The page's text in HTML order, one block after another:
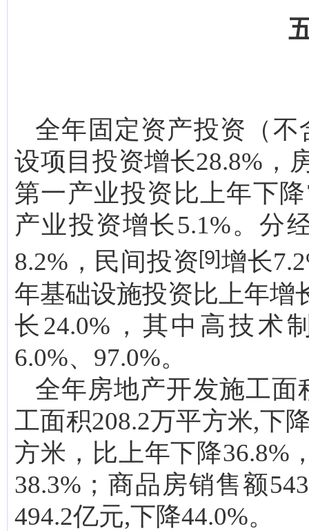
全年固定资产投资（不
设项目投资增长28.8%，
第一产业投资比上年下
产业投资增长5.1%。分
8.2%，民间投资[9]增长
年基础设施投资比上年增
长24.0%，其中高技术
6.0%、97.0%。
全年房地产开发施工面
工面积208.2万平方米,下
方米，比上年下降36.8%
38.3%；商品房销售额
494.2亿元,下降44.0%。